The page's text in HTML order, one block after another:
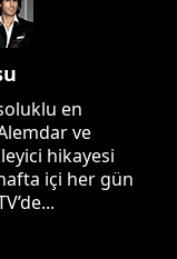
en
ve
hikayesi
içi her gün